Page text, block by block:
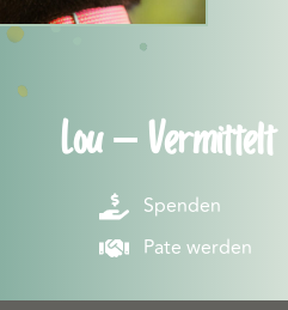
Lou – Vermittelt
Spenden
Pate werden